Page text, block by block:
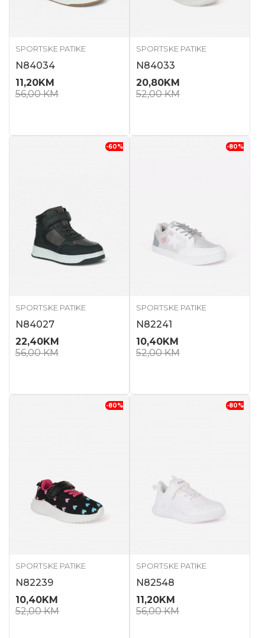
SPORTSKE PATIKE
N84034
11,20KM
56,00KM
SPORTSKE PATIKE
N84033
20,80KM
52,00KM
-60%
SPORTSKE PATIKE
N84027
22,40KM
56,00KM
-80%
SPORTSKE PATIKE
N82241
10,40KM
52,00KM
-80%
SPORTSKE PATIKE
N82239
10,40KM
52,00KM
-80%
SPORTSKE PATIKE
N82548
11,20KM
56,00KM